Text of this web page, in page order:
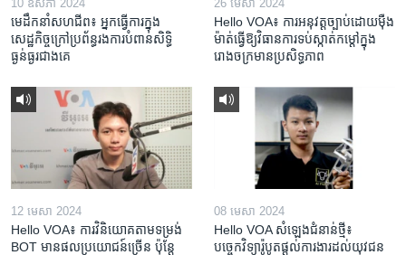
10 ឧសភា 2024
មេដឹកនាំសហជីព៖ អ្នកធ្វើការក្នុង
សេដ្ឋកិច្ចក្រៅប្រព័ន្ធរងការបំពានសិទ្ធិ
ធ្ងន់ធ្ងរជាងគេ
26 មេសា 2024
Hello VOA៖ ការអនុវត្ត​ច្បាប់​ដោយ​ម៉ឺង
ម៉ាត់​ធ្វើ​ឱ្យ​វិធានការ​ទប់ស្កាត់​កម្តៅ​ក្នុង​
រោងចក្រ​មាន​ប្រសិទ្ធភាព​​
12 មេសា 2024
Hello VOA៖ ការ​វិនិយោគ​តាម​ទម្រង់ ​
BOT​ មាន​ផល​ប្រយោជន៍​ច្រើន ប៉ុន្តែ​
08 មេសា 2024
Hello VOA សំឡេង​ជំនាន់​ថ្មី៖
បច្ចេកវិទ្យា​រ៉ូបូត​ផ្តល់​ការងារ​ដល់​យុវជន